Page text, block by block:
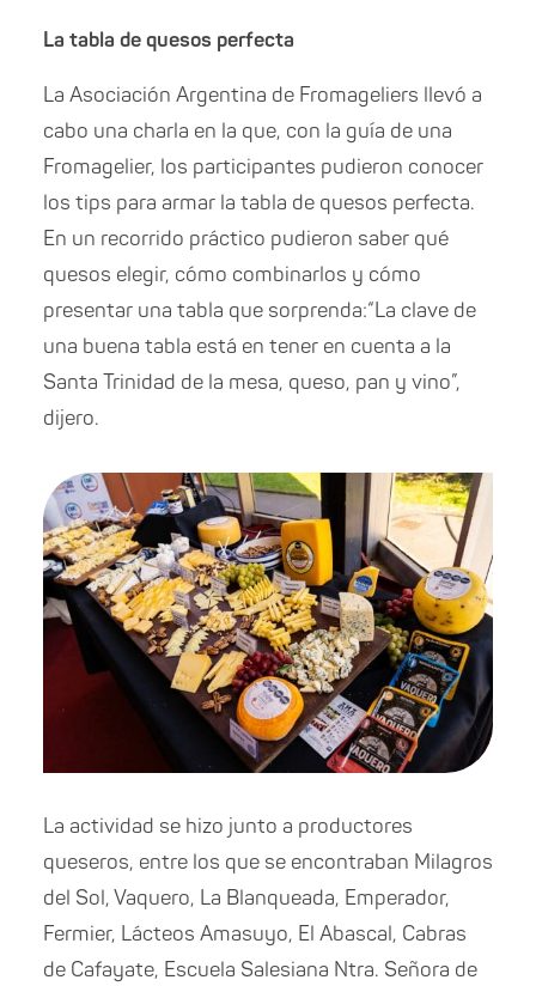
La tabla de quesos perfecta
La Asociación Argentina de Fromageliers llevó a
cabo una charla en la que, con la guía de una
Fromagelier, los participantes pudieron conocer
los tips para armar la tabla de quesos perfecta.
En un recorrido práctico pudieron saber qué
quesos elegir, cómo combinarlos y cómo
presentar una tabla que sorprenda:“La clave de
una buena tabla está en tener en cuenta a la
Santa Trinidad de la mesa, queso, pan y vino”,
dijero.
La actividad se hizo junto a productores
queseros, entre los que se encontraban Milagros
del Sol, Vaquero, La Blanqueada, Emperador,
Fermier, Lácteos Amasuyo, El Abascal, Cabras
de Cafayate, Escuela Salesiana Ntra. Señora de